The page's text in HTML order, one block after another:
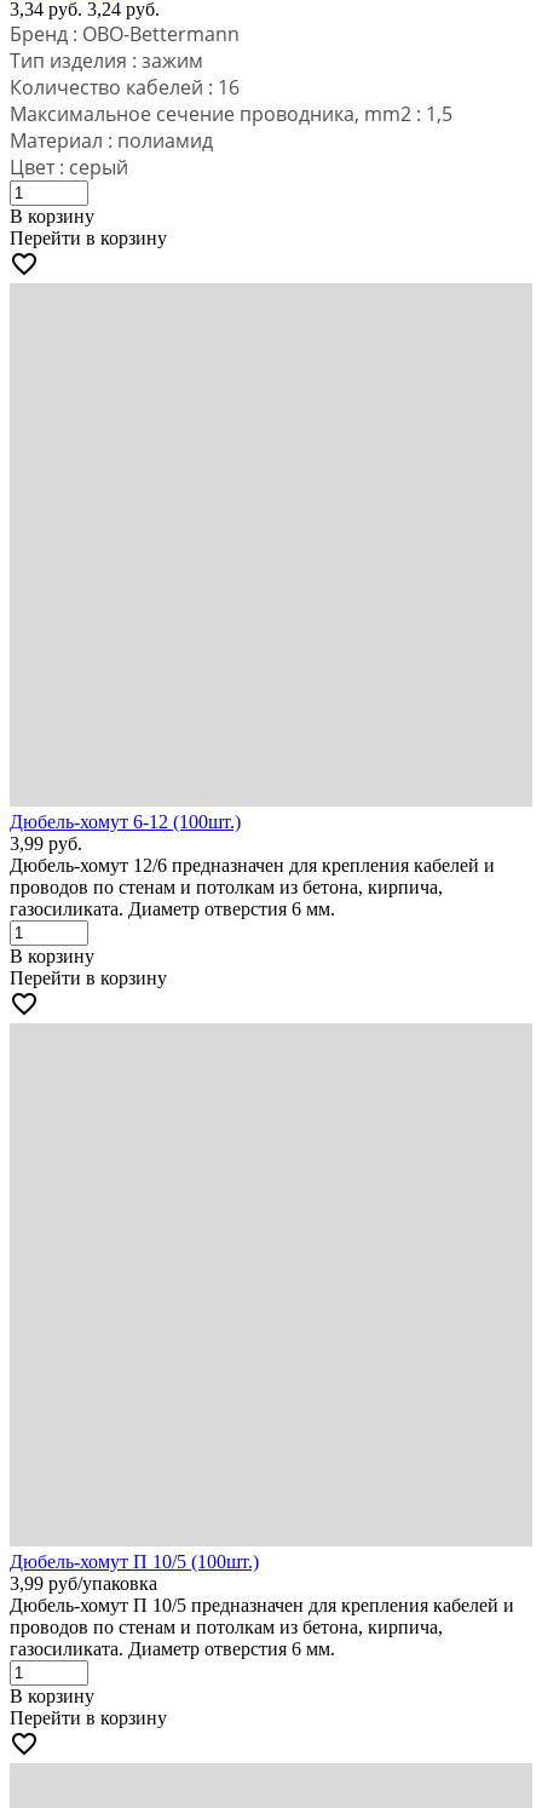
3,34 руб. 3,24 руб.
Бренд : OBO-Bettermann
Тип изделия : зажим
Количество кабелей : 16
Максимальное сечение проводника, mm2 : 1,5
Материал : полиамид
Цвет : серый
В корзину
Перейти в корзину
favorite_border
Дюбель-хомут 6-12 (100шт.)
3,99 руб.
Дюбель-хомут 12/6 предназначен для крепления кабелей и
проводов по стенам и потолкам из бетона, кирпича,
газосиликата. Диаметр отверстия 6 мм.
В корзину
Перейти в корзину
favorite_border
Дюбель-хомут П 10/5 (100шт.)
3,99 руб/упаковка
Дюбель-хомут П 10/5 предназначен для крепления кабелей и
проводов по стенам и потолкам из бетона, кирпича,
газосиликата. Диаметр отверстия 6 мм.
В корзину
Перейти в корзину
favorite_border